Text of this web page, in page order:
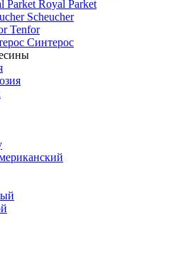
Royal Parket
Scheucher
Tenfor
Синтерос